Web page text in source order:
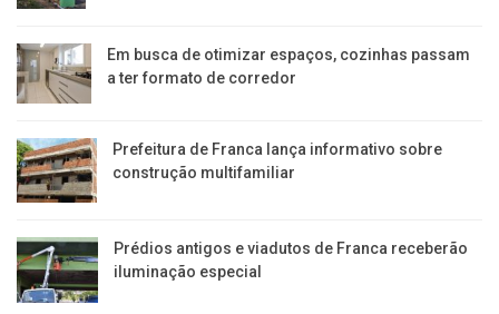
Em busca de otimizar espaços, cozinhas passam
a ter formato de corredor
Prefeitura de Franca lança informativo sobre
construção multifamiliar
Prédios antigos e viadutos de Franca receberão
iluminação especial